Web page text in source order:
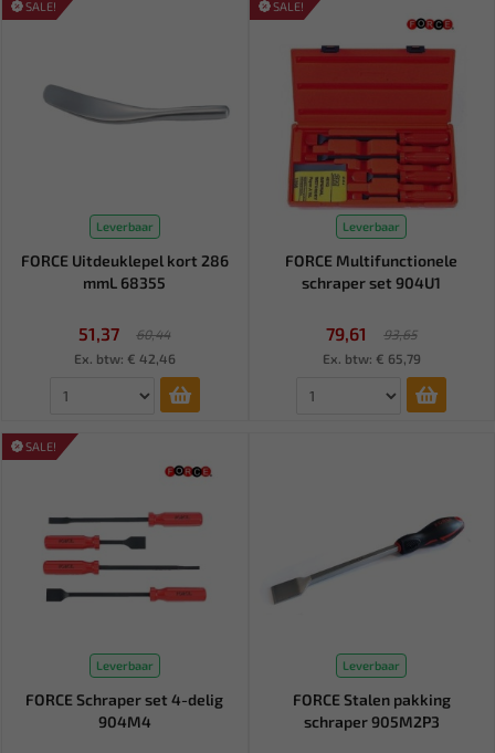
SALE!
Leverbaar
FORCE Uitdeuklepel kort 286
mmL 68355
51,37
60,44
Ex. btw: € 42,46
SALE!
Leverbaar
FORCE Multifunctionele
schraper set 904U1
79,61
93,65
Ex. btw: € 65,79
SALE!
Leverbaar
FORCE Schraper set 4-delig
904M4
Leverbaar
FORCE Stalen pakking
schraper 905M2P3